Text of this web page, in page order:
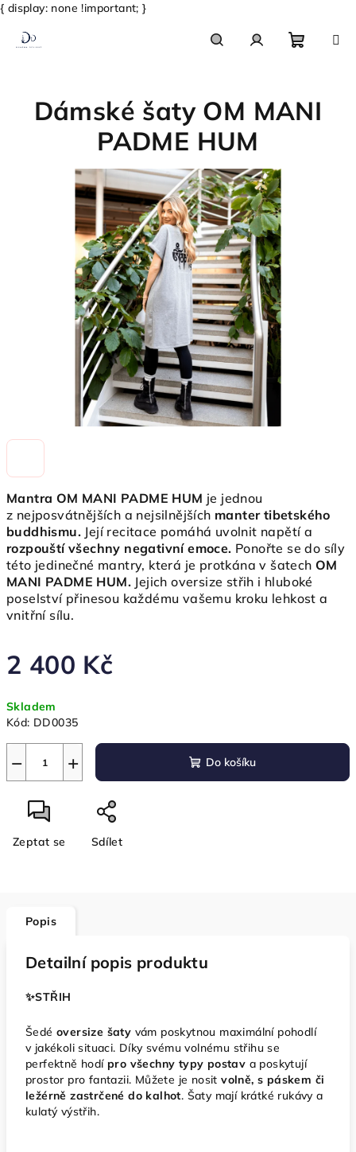
{ display: none !important; }
košík
Mantra OM MANI PADME HUM je jednou
z nejposvátnějších a nejsilnějších manter tibetského
buddhismu. Její recitace pomáhá uvolnit napětí a
rozpouští všechny negativní emoce. Ponořte se do síly
této jedinečné mantry, která je protkána v šatech OM
MANI PADME HUM. Jejich oversize střih i hluboké
poselství přinesou každému vašemu kroku lehkost a
vnitřní sílu.
2 400 Kč
cena:
Skladem
Kód: DD0035
+
− Do košíku
Zeptat se Sdílet
Dámské šaty OM MANI
PADME HUM
Popis
Detailní popis produktu
✨️STŘIH
Šedé oversize šaty vám poskytnou maximální pohodlí
v jakékoli situaci. Díky svému volnému střihu se
perfektně hodípro všechny typy postav a poskytují
prostor pro fantazii. Můžete je nositvolně, s páskem či
ležérně zastrčené do kalhot. Šaty mají krátké rukávy a
kulatý výstřih.